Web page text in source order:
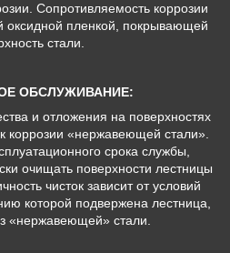
Сопротивляемость коррозии
оксидной пленкой, покрывающей
стали.
ОБСЛУЖИВАНИЕ:
и отложения на поверхностях
коррозии «нержавеющей стали».
срока службы,
очищать поверхности лестницы
чисток зависит от условий
которой подвержена лестница,
«нержавеющей» стали.